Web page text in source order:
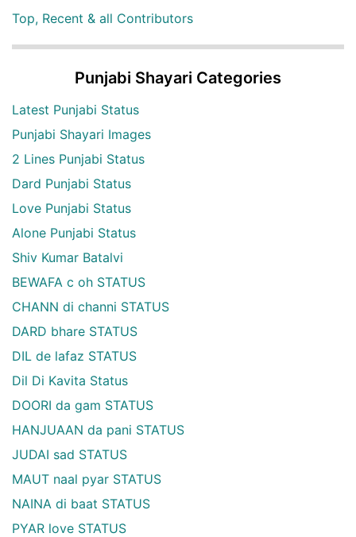
Top, Recent & all Contributors
Punjabi Shayari Categories
Latest Punjabi Status
Punjabi Shayari Images
2 Lines Punjabi Status
Dard Punjabi Status
Love Punjabi Status
Alone Punjabi Status
Shiv Kumar Batalvi
BEWAFA c oh STATUS
CHANN di channi STATUS
DARD bhare STATUS
DIL de lafaz STATUS
Dil Di Kavita Status
DOORI da gam STATUS
HANJUAAN da pani STATUS
JUDAI sad STATUS
MAUT naal pyar STATUS
NAINA di baat STATUS
PYAR love STATUS